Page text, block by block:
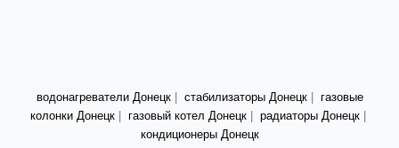
водонагреватели Донецк| стабилизаторы Донецк|
газовые
колонки Донецк| газовый котел Донецк| радиаторы Донецк|
кондиционеры Донецк